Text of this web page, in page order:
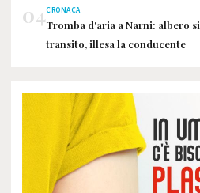
04CRONACA
Tromba d'aria a Narni: albero
transito, illesa la conducente